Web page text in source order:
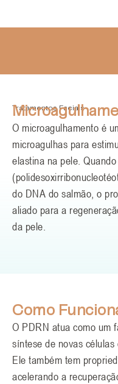
Tratamentos Faciais
O microagulhamento é
microagulhas para
elastina na pele.
do DNA do salmão, o
aliado para a
da pele.
Como
O PDRN atua como um
síntese de novas
Ele também tem
acelerando a